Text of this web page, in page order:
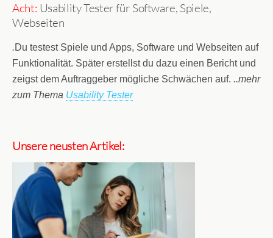
Acht: Usability Tester für Software, Spiele,
Webseiten
.Du testest Spiele und Apps, Software und Webseiten auf
Funktionalität. Später erstellst du dazu einen Bericht und
zeigst dem Auftraggeber mögliche Schwächen auf. ..mehr
zum Thema Usability Tester
Unsere neusten Artikel: